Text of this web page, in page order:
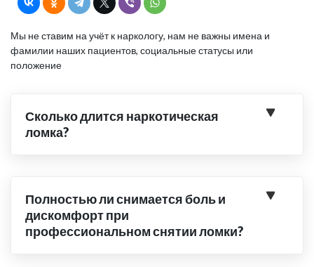
Мы не ставим на учёт к наркологу, нам не важны имена и
фамилии наших пациентов, социальные статусы или
положение
Сколько длится наркотическая
ломка?
Полностью ли снимается боль и
дискомфорт при
профессиональном снятии ломки?